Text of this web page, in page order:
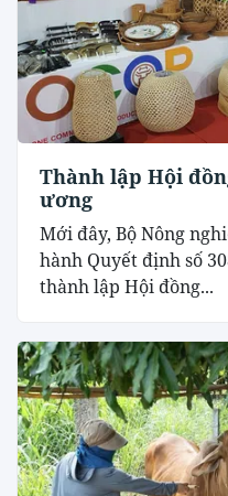
Thành lập Hội
ương
Mới đây, Bộ Nông
hành Quyết định số
thành lập Hội đồng...